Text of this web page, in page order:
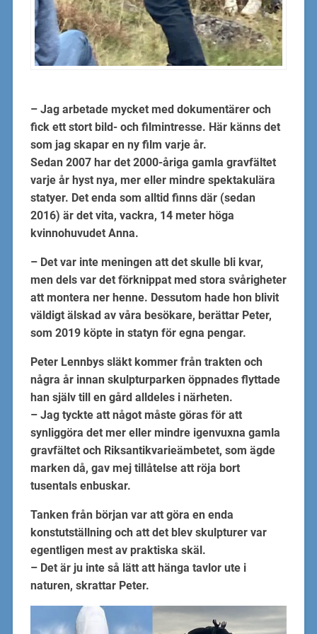
– Jag arbetade mycket med dokumentärer och
fick ett stort bild- och filmintresse. Här känns det
som jag skapar en ny film varje år.
Sedan 2007 har det 2000-åriga gamla gravfältet
varje år hyst nya, mer eller mindre spektakulära
statyer. Det enda som alltid finns där (sedan
2016) är det vita, vackra, 14 meter höga
kvinnohuvudet Anna.
– Det var inte meningen att det skulle bli kvar,
men dels var det förknippat med stora svårigheter
att montera ner henne. Dessutom hade hon blivit
väldigt älskad av våra besökare, berättar Peter,
som 2019 köpte in statyn för egna pengar.
Peter Lennbys släkt kommer från trakten och
några år innan skulpturparken öppnades flyttade
han själv till en gård alldeles i närheten.
– Jag tyckte att något måste göras för att
synliggöra det mer eller mindre igenvuxna gamla
gravfältet och Riksantikvarieämbetet, som ägde
marken då, gav mej tillåtelse att röja bort
tusentals enbuskar.
Tanken från början var att göra en enda
konstutställning och att det blev skulpturer var
egentligen mest av praktiska skäl.
– Det är ju inte så lätt att hänga tavlor ute i
naturen, skrattar Peter.